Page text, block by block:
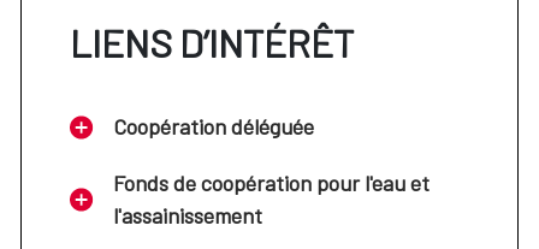
LIENS D’INTÉRÊT
Coopération déléguée
Fonds de coopération pour l'eau et
l'assainissement